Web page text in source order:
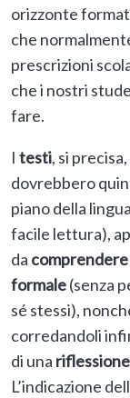
orizzonte
che
prescrizioni
che i nostri
fare.
I testi, si precisa,
dovrebbero
piano della
facile lettura),
da
formale(senza
sé stessi),
corredandoli
di una
L’indicazione